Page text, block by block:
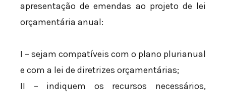
apresentação de emendas ao projeto de lei
orçamentária anual:
I – sejam compatíveis com o plano plurianual
e com a lei de diretrizes orçamentárias;
II – indiquem os recursos necessários,